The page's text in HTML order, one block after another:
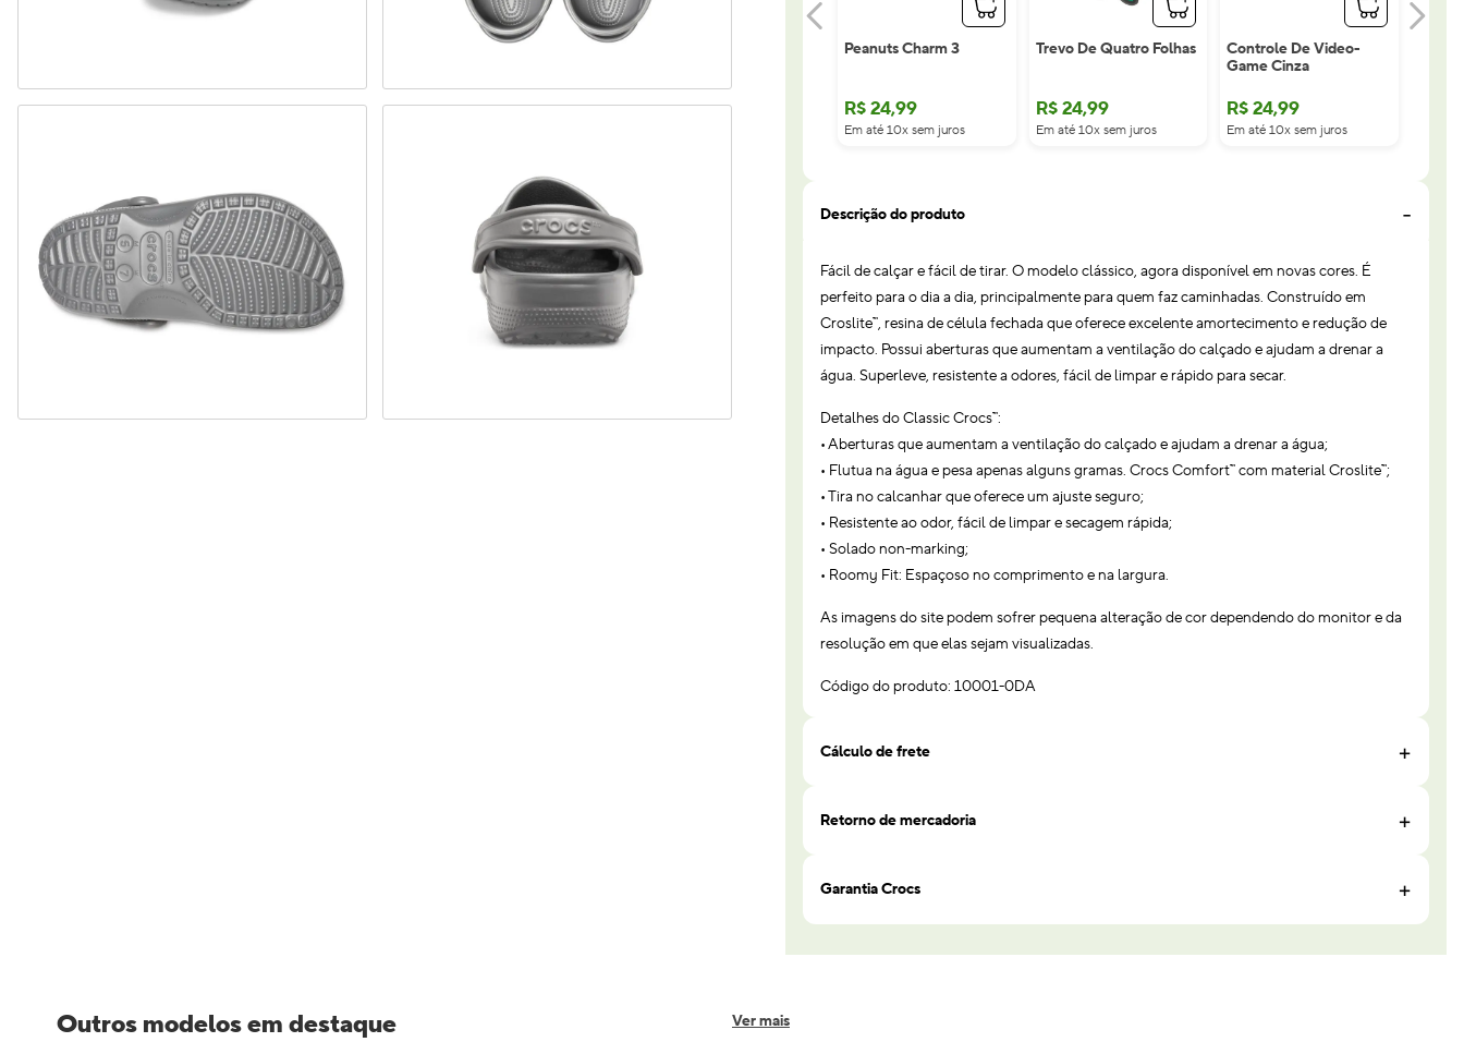
Peanuts Charm 3
R$24,99
Em até 10x sem juros
Trevo De Quatro Folhas
R$24,99
Em até 10x sem juros
Controle De Video-
Game Cinza
R$24,99
Em até 10x sem juros
Descrição do produto
Fácil de calçar e fácil de tirar. O modelo clássico, agora disponível em novas cores. É
perfeito para o dia a dia, principalmente para quem faz caminhadas. Construído em
Croslite™, resina de célula fechada que oferece excelente amortecimento e redução de
impacto. Possui aberturas que aumentam a ventilação do calçado e ajudam a drenar a
água. Superleve, resistente a odores, fácil de limpar e rápido para secar.
Detalhes do Classic Crocs™:
• Aberturas que aumentam a ventilação do calçado e ajudam a drenar a água;
• Flutua na água e pesa apenas alguns gramas. Crocs Comfort™ com material Croslite™;
• Tira no calcanhar que oferece um ajuste seguro;
• Resistente ao odor, fácil de limpar e secagem rápida;
• Solado non-marking;
• Roomy Fit: Espaçoso no comprimento e na largura.
As imagens do site podem sofrer pequena alteração de cor dependendo do monitor e da
resolução em que elas sejam visualizadas.
Código do produto: 10001-0DA
Cálculo de frete
Retorno de mercadoria
Garantia Crocs
Outros modelos em destaque Ver mais